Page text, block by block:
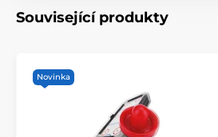
Související produkty
Novinka